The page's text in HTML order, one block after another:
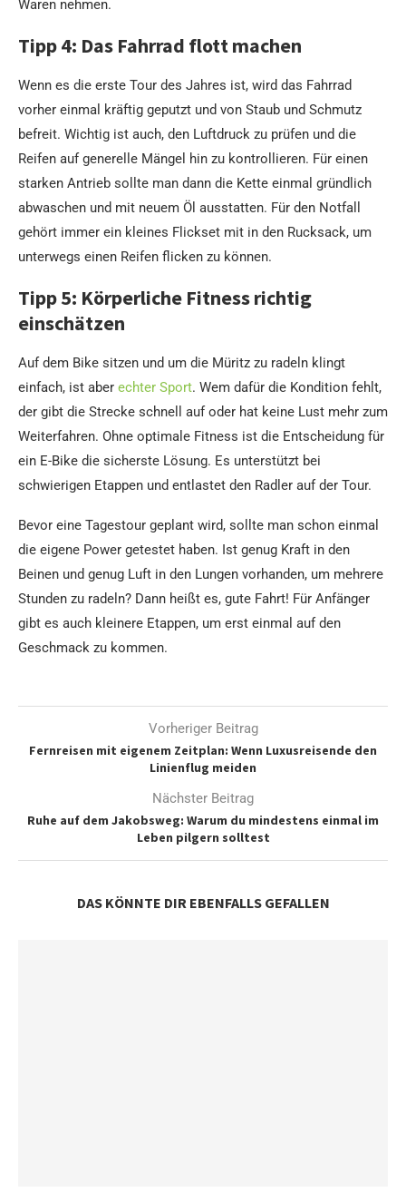
Waren nehmen.
Tipp 4: Das Fahrrad flott machen
Wenn es die erste Tour des Jahres ist, wird das Fahrrad
vorher einmal kräftig geputzt und von Staub und Schmutz
befreit. Wichtig ist auch, den Luftdruck zu prüfen und die
Reifen auf generelle Mängel hin zu kontrollieren. Für einen
starken Antrieb sollte man dann die Kette einmal gründlich
abwaschen und mit neuem Öl ausstatten. Für den Notfall
gehört immer ein kleines Flickset mit in den Rucksack, um
unterwegs einen Reifen flicken zu können.
Tipp 5: Körperliche Fitness richtig
einschätzen
Auf dem Bike sitzen und um die Müritz zu radeln klingt
einfach, ist aber echter Sport. Wem dafür die Kondition fehlt,
der gibt die Strecke schnell auf oder hat keine Lust mehr zum
Weiterfahren. Ohne optimale Fitness ist die Entscheidung für
ein E-Bike die sicherste Lösung. Es unterstützt bei
schwierigen Etappen und entlastet den Radler auf der Tour.
Bevor eine Tagestour geplant wird, sollte man schon einmal
die eigene Power getestet haben. Ist genug Kraft in den
Beinen und genug Luft in den Lungen vorhanden, um mehrere
Stunden zu radeln? Dann heißt es, gute Fahrt! Für Anfänger
gibt es auch kleinere Etappen, um erst einmal auf den
Geschmack zu kommen.
Vorheriger Beitrag
Fernreisen mit eigenem Zeitplan: Wenn Luxusreisende den
Linienflug meiden
Nächster Beitrag
Ruhe auf dem Jakobsweg: Warum du mindestens einmal im
Leben pilgern solltest
DAS KÖNNTE DIR EBENFALLS GEFALLEN